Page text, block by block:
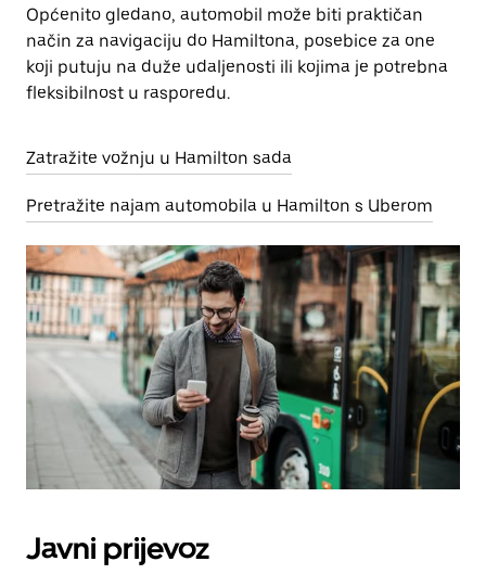
Općenito gledano, automobil može biti praktičan
način za navigaciju do Hamiltona, posebice za one
koji putuju na duže udaljenosti ili kojima je potrebna
fleksibilnost u rasporedu.
Zatražite vožnju u Hamilton sada
Pretražite najam automobila u Hamilton s Uberom
Javni prijevoz